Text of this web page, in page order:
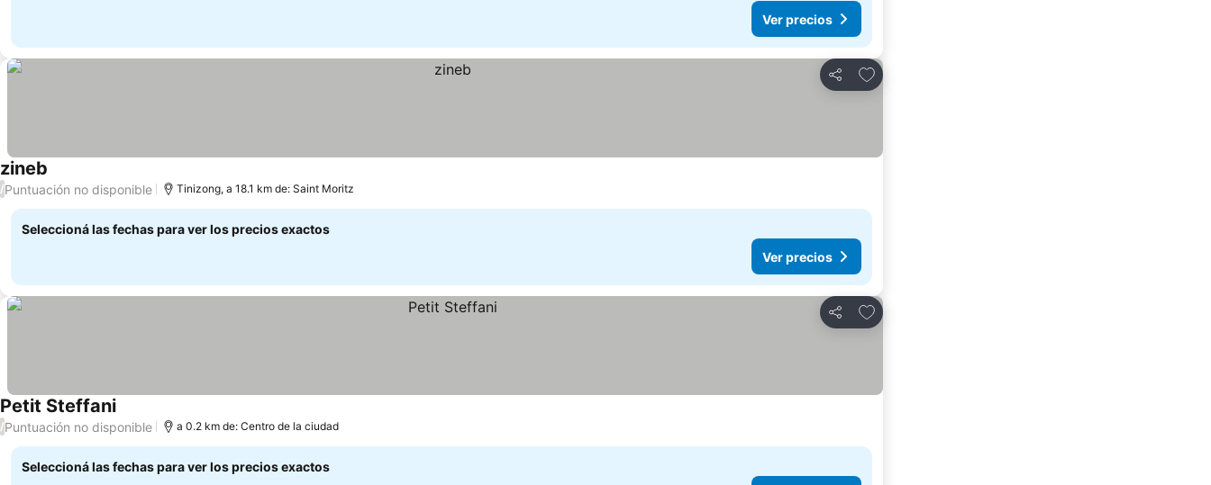
Ver precios
Compartir
Añadir a favoritos
zineb
/Puntuación no disponible Tinizong, a 18.1 km de: Saint Moritz
Seleccioná las fechas para ver los precios exactos
Ver precios
Compartir
Añadir a favoritos
Petit SteffaniVer precios
/Puntuación no disponible a 0.2 km de: Centro de la ciudad
Seleccioná las fechas para ver los precios exactos